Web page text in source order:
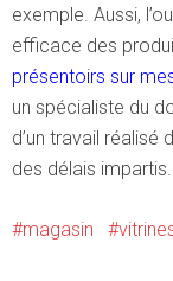
exemple. Aussi,
efficace des
présentoirs sur
un spécialiste du
d’un travail réalisé
des délais impartis.
magasin